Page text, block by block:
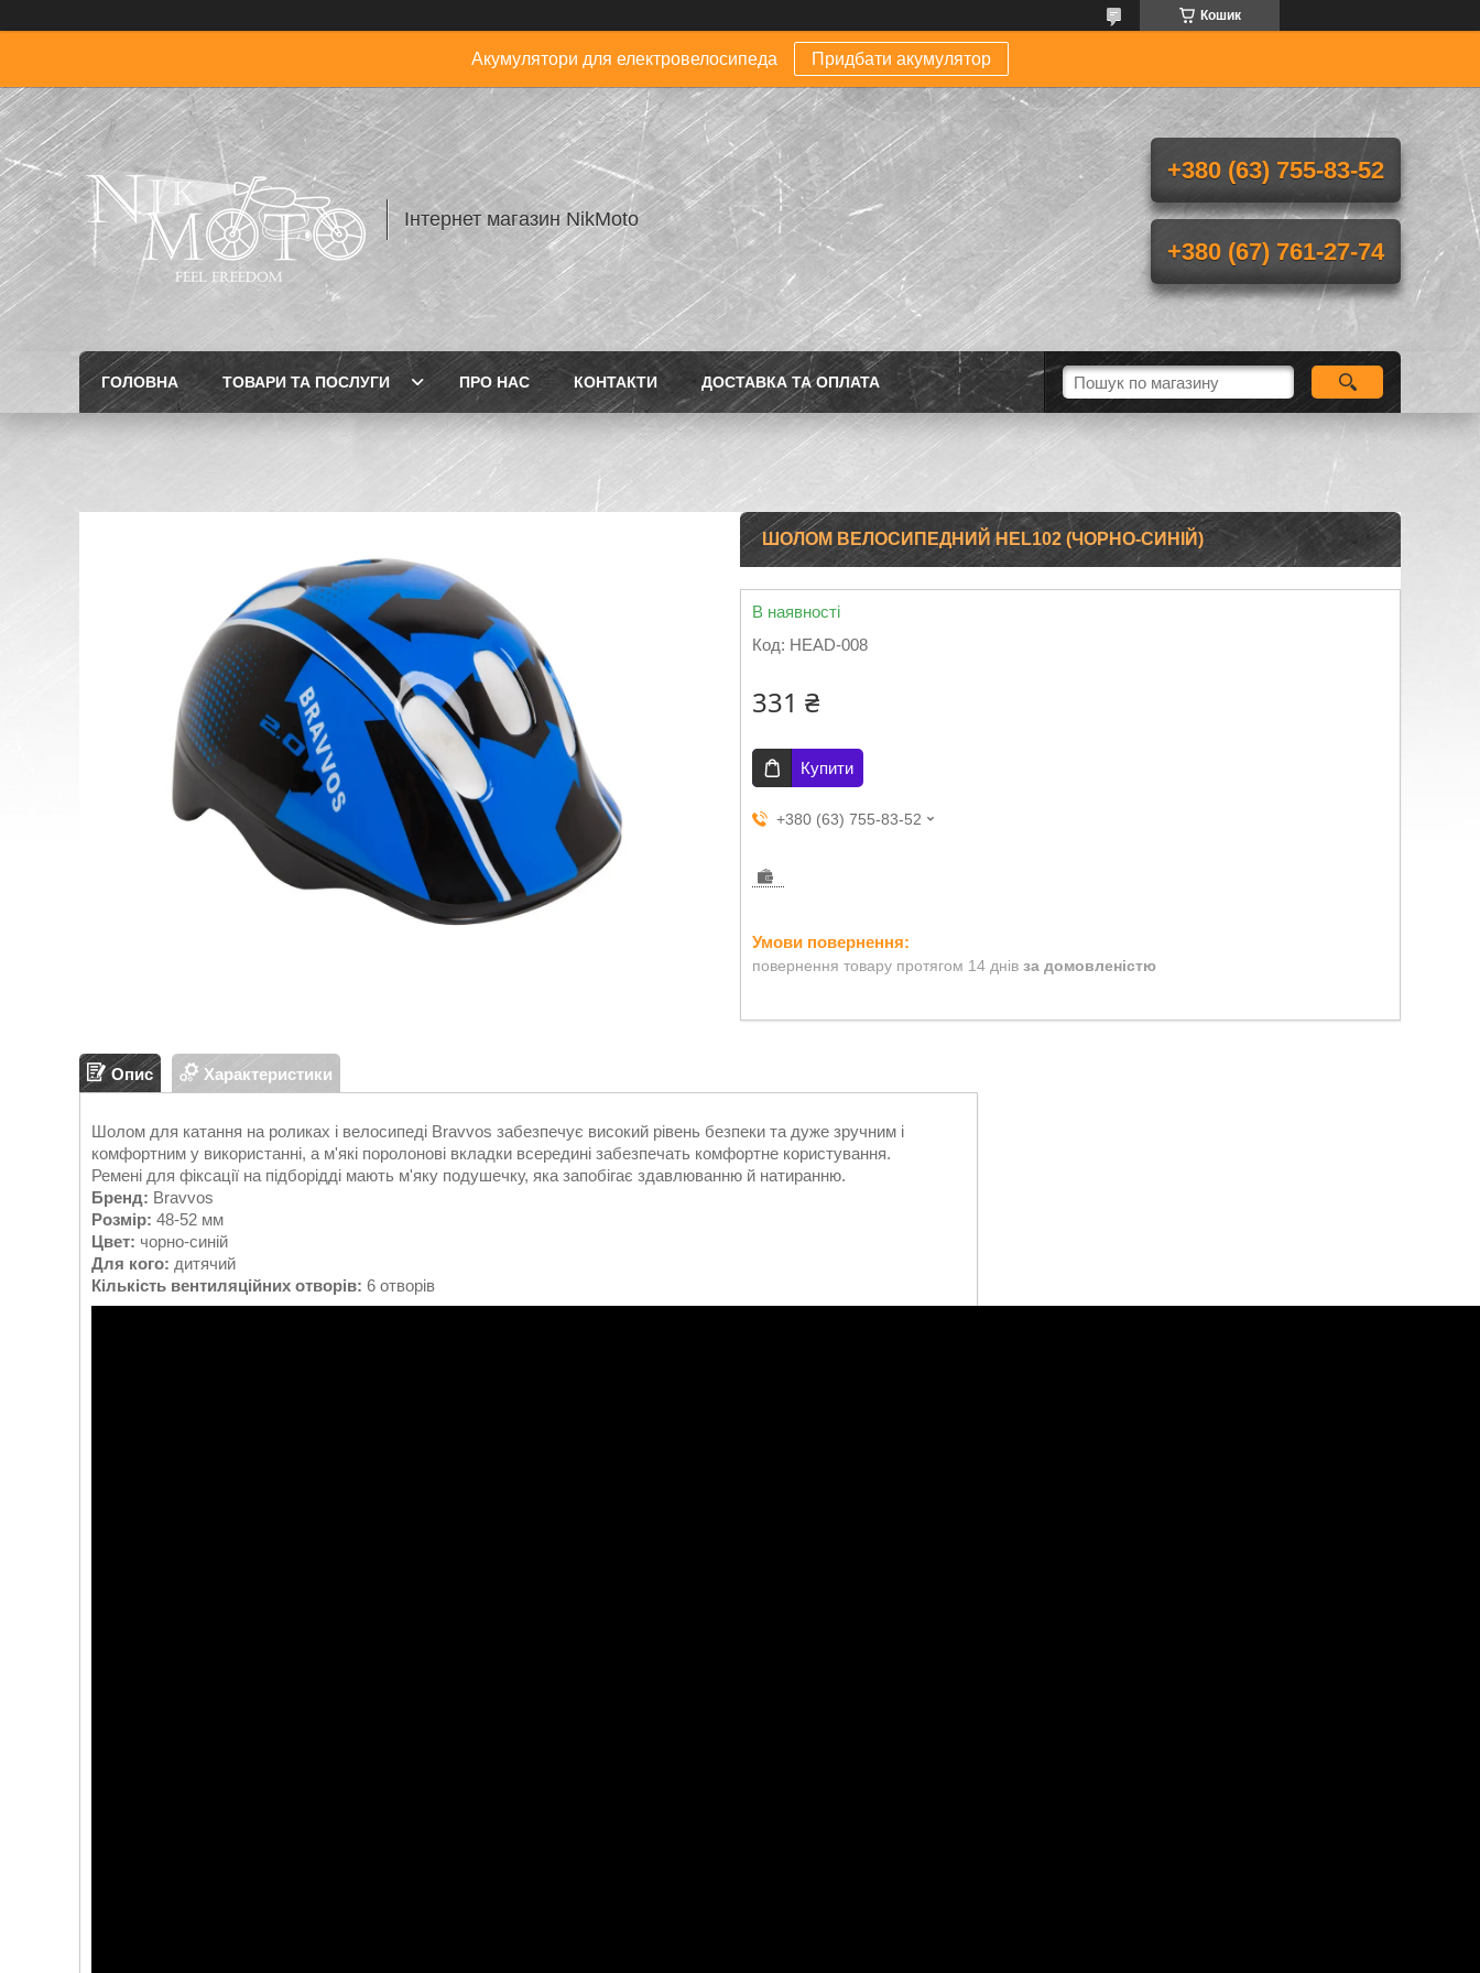
Кошик
Акумулятори для електровелосипеда Придбати акумулятор
Інтернет магазин NikMoto
+380 (63) 755-83-52
+380 (67) 761-27-74
ГОЛОВНА ТОВАРИ ТА ПОСЛУГИ ПРО НАС КОНТАКТИ ДОСТАВКА ТА ОПЛАТА
ШОЛОМ ВЕЛОСИПЕДНИЙ HEL102 (ЧОРНО-СИНІЙ)
В наявності
Код: HEAD-008
331 ₴
Купити
+380 (63) 755-83-52
повернення товару протягом 14 днів за домовленістю
Опис Характеристики
Шолом для катання на роликах і велосипеді Bravvos забезпечує високий рівень безпеки та дуже зручним і
комфортним у використанні, а м'які поролонові вкладки всередині забезпечать комфортне користування.
Ремені для фіксації на підборідді мають м'яку подушечку, яка запобігає здавлюванню й натиранню.
Бренд: Bravvos
Розмір: 48-52 мм
Цвет: чорно-синій
Для кого: дитячий
Кількість вентиляційних отворів: 6 отворів